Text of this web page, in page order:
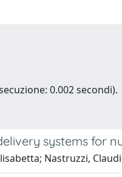
0.002 secondi).
systems for
Nastruzzi,